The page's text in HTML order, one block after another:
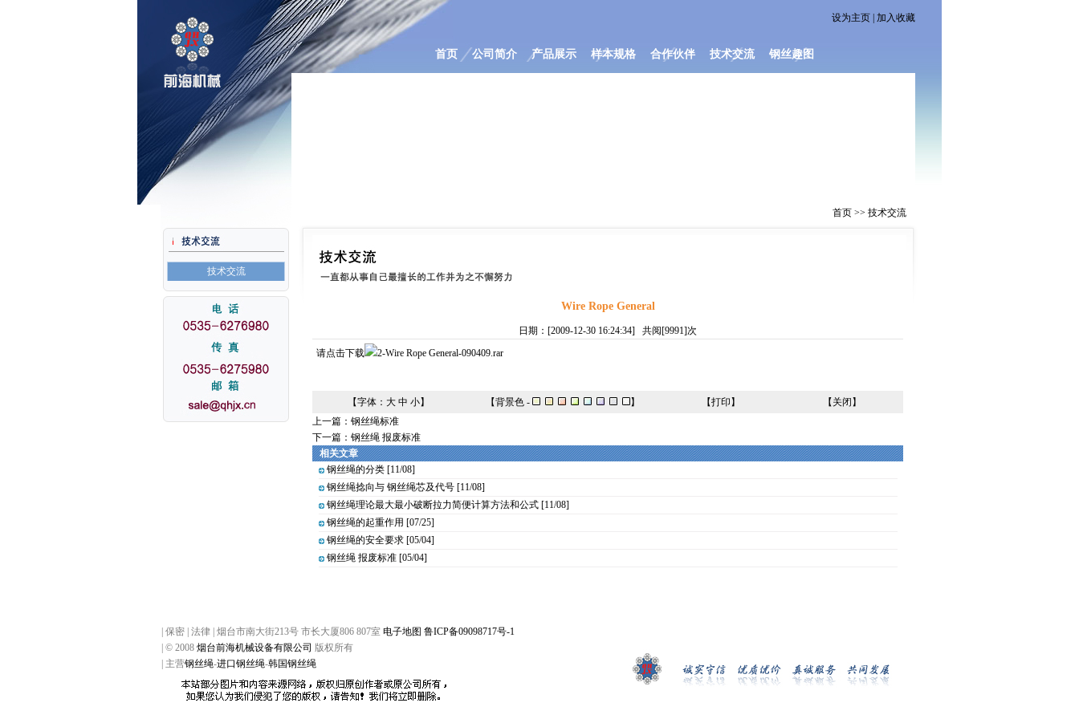
设为主页 加入收藏
首页 公司简介 产品展示 样本规格 合作伙伴 技术交流 钢丝趣图
技术交流
首页 >> 技术交流
Wire Rope General
日期：[2009-12-30 16:24:34] 共阅[9991]次
请点击下载
2-Wire Rope General-090409.rar
【字体： 大 中 小】 【背景色 - 】 【打印 】 【 关闭 】
上一篇： 钢丝绳标准
下一篇： 钢丝绳 报废标准
相关文章
钢丝绳的分类[11/08]
钢丝绳捻向与 钢丝绳芯及代号[11/08]
钢丝绳理论最大最小破断拉力简便计算方法和公式[11/08]
钢丝绳的起重作用 [07/25]
钢丝绳的安全要求[05/04]
钢丝绳 报废标准[05/04]
| 保密 | 法律 | 烟台市南大街213号 市长大厦806 807室 电子地图 鲁ICP备09098717号-1
| © 2008 烟台前海机械设备有限公司 版权所有
| 主营钢丝绳-进口钢丝绳-韩国钢丝绳